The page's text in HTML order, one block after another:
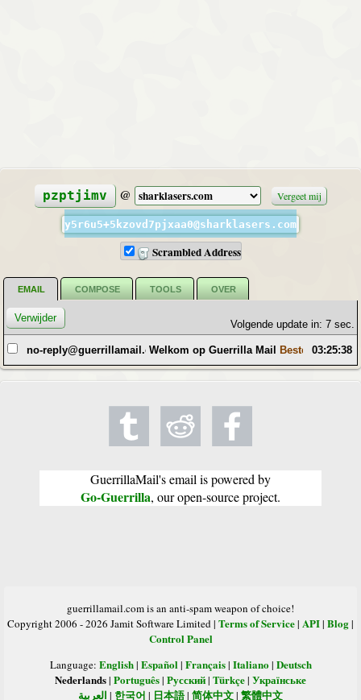
pzptjimv @ Vergeet mij
y5r6u5+5kzovd7pjxaa0@sharklasers.com
Scrambled Address
EMAIL COMPOSE TOOLS OVER
Volgende update in: 7 sec.
no-reply@guerrillamail.comWelkom op Guerrilla Mail Beste 03:25:38
GuerrillaMail's email is powered by
Go-Guerrilla, our open-source project.
guerrillamail.com is an anti-spam weapon of choice!
Copyright 2006 - 2026 Jamit Software Limited | Terms of Service| API| Blog|
Control Panel
Language: English| Español | Français| Italiano | Deutsch
Nederlands| Português| Русский| Türkçe| Українське
العربية | 한국어 | 日本語| 简体中文| 繁體中文